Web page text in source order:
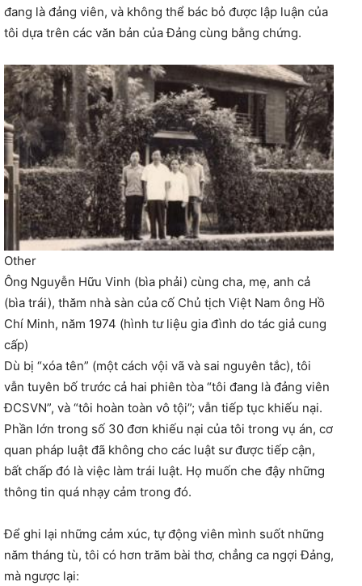
đang là đảng viên, và không thể bác bỏ được lập luận của
tôi dựa trên các văn bản của Đảng cùng bằng chứng.
Other
Ông Nguyễn Hữu Vinh (bìa phải) cùng cha, mẹ, anh cả
(bìa trái), thăm nhà sàn của cố Chủ tịch Việt Nam ông Hồ
Chí Minh, năm 1974 (hình tư liệu gia đình do tác giả cung
cấp)
Dù bị “xóa tên” (một cách vội vã và sai nguyên tắc), tôi
vẫn tuyên bố trước cả hai phiên tòa “tôi đang là đảng viên
ĐCSVN”, và “tôi hoàn toàn vô tội”; vẫn tiếp tục khiếu nại.
Phần lớn trong số 30 đơn khiếu nại của tôi trong vụ án, cơ
quan pháp luật đã không cho các luật sư được tiếp cận,
bất chấp đó là việc làm trái luật. Họ muốn che đậy những
thông tin quá nhạy cảm trong đó.
Để ghi lại những cảm xúc, tự động viên mình suốt những
năm tháng tù, tôi có hơn trăm bài thơ, chẳng ca ngợi Đảng,
mà ngược lại: